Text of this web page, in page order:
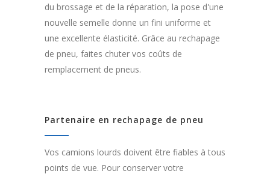
du brossage et de la réparation, la pose d'une
nouvelle semelle donne un fini uniforme et
une excellente élasticité. Grâce au rechapage
de pneu, faites chuter vos coûts de
remplacement de pneus.
Partenaire en rechapage de pneu
Vos camions lourds doivent être fiables à tous
points de vue. Pour conserver votre